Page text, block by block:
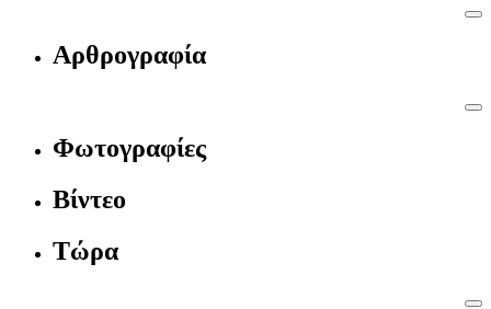
Αρθρογραφία
Φωτογραφίες
Βίντεο
Τώρα